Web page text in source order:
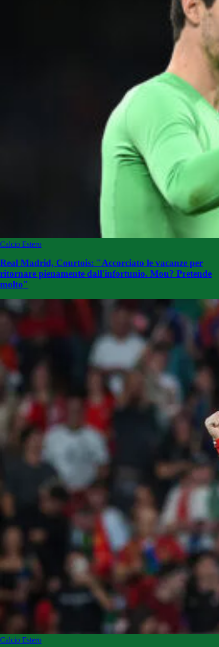
Calcio Estero
Real Madrid, Courtois: "Accorciato le vacanze per
ritornare pienamente dall'infortunio. Mou? Pretende
molto"
Calcio Estero